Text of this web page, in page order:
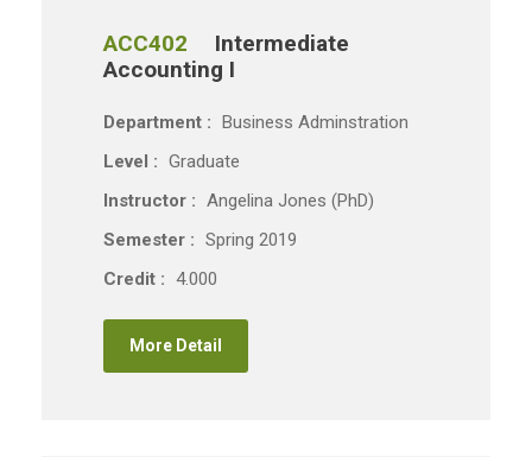
ACC402
Intermediate
Accounting I
Department :
Business Adminstration
Level : Graduate
Instructor : Angelina Jones (PhD)
Semester : Spring 2019
Credit : 4.000
More Detail